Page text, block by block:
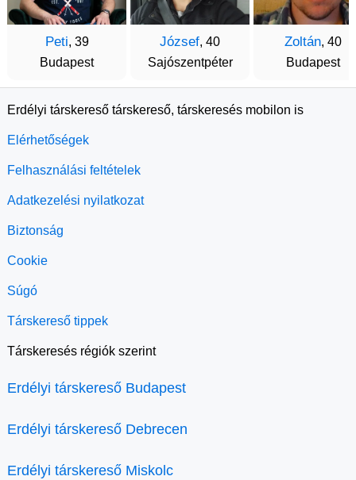
Peti, 39
Budapest
József, 40
Sajószentpéter
Zoltán, 40
Budapest
Erdélyi társkereső társkereső, társkeresés mobilon is
Elérhetőségek
Felhasználási feltételek
Adatkezelési nyilatkozat
Biztonság
Cookie
Súgó
Társkereső tippek
Társkeresés régiók szerint
Erdélyi társkereső Budapest
Erdélyi társkereső Debrecen
Erdélyi társkereső Miskolc